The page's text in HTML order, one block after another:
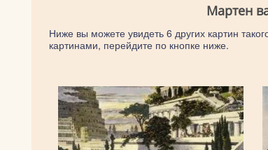
Мартен
Ниже вы можете увидеть 6 других картин
картинами, перейдите по кнопке ниже.